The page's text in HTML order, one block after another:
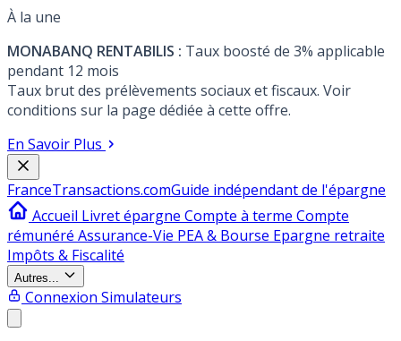
À la une
MONABANQ RENTABILIS : Taux boosté de 3% applicable
pendant 12 mois
Taux brut des prélèvements sociaux et fiscaux. Voir
conditions sur la page dédiée à cette offre.
En Savoir Plus
FranceTransactions.comGuide indépendant de l'épargne
Accueil Livret épargne Compte à terme Compte
rémunéré Assurance-Vie PEA & Bourse Epargne retraite
Impôts & Fiscalité
Autres...
Connexion Simulateurs